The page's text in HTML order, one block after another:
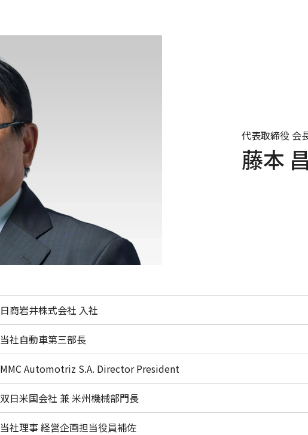
代表取締役 会
藤本
日商岩井株式会社 入社
当社自動車第三部長
MMC Automotriz S.A. Director President
双日米国会社 兼 米州機械部門長
当社理事 経営企画担当役員補佐